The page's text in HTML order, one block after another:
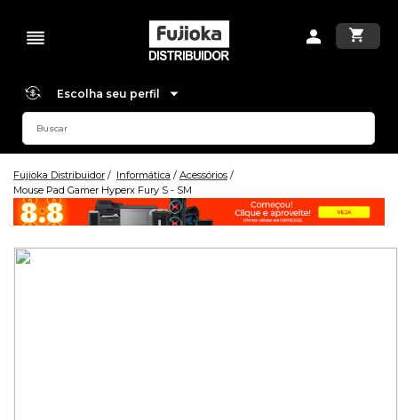
Escolha seu perfil
Fujioka Distribuidor Informática
Acessórios
Mouse Pad Gamer Hyperx Fury S - SM